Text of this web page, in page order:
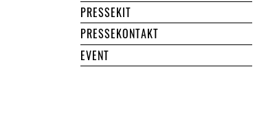
PRESSEKIT
PRESSEKONTAKT
EVENT